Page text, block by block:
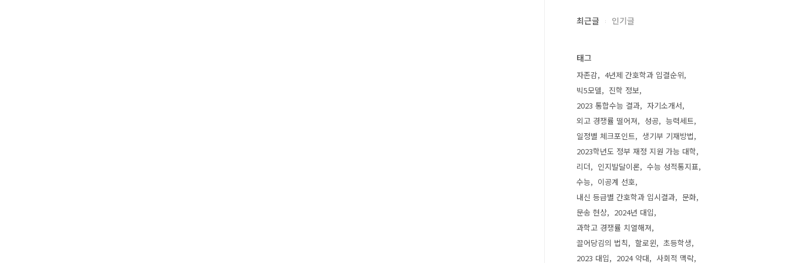
최근글 인기글
태그
자존감
4년제 간호학과 입결순위
빅5모델
진학 정보
2023 통합수능 결과
자기소개서
외고 경쟁률 떨어져
성공
능력세트
일정별 체크포인트
생기부 기재방법
2023학년도 정부 재정 지원 가능 대학
리더
인지발달이론
수능 성적통지표
수능
이공계 선호
내신 등급별 간호학과 입시결과
문화
문송 현상
2024년 대입
과학고 경쟁률 치열해져
끌어당김의 법칙
할로윈
초등학생
2023 대입
2024 약대 사회적 맥락